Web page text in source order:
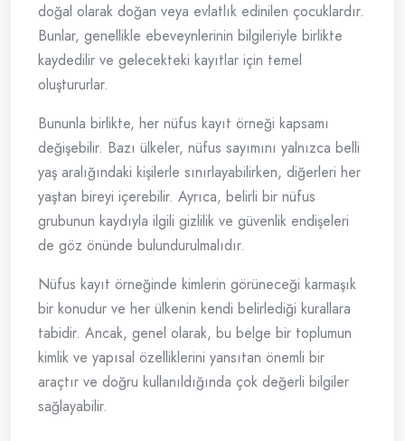
doğal olarak doğan veya evlatlık edinilen çocuklardır.
Bunlar, genellikle ebeveynlerinin bilgileriyle birlikte
kaydedilir ve gelecekteki kayıtlar için temel
oluştururlar.
Bununla birlikte, her nüfus kayıt örneği kapsamı
değişebilir. Bazı ülkeler, nüfus sayımını yalnızca belli
yaş aralığındaki kişilerle sınırlayabilirken, diğerleri her
yaştan bireyi içerebilir. Ayrıca, belirli bir nüfus
grubunun kaydıyla ilgili gizlilik ve güvenlik endişeleri
de göz önünde bulundurulmalıdır.
Nüfus kayıt örneğinde kimlerin görüneceği karmaşık
bir konudur ve her ülkenin kendi belirlediği kurallara
tabidir. Ancak, genel olarak, bu belge bir toplumun
kimlik ve yapısal özelliklerini yansıtan önemli bir
araçtır ve doğru kullanıldığında çok değerli bilgiler
sağlayabilir.